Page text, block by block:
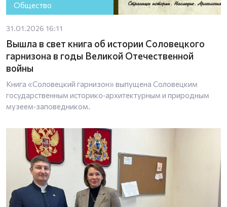
Общество
31.01.2026 16:11
Вышла в свет книга об истории Соловецкого
гарнизона в годы Великой Отечественной
войны
Книга «Соловецкий гарнизон» выпущена Соловецким
государственным историко‑архитектурным и природным
музеем‑заповедником.